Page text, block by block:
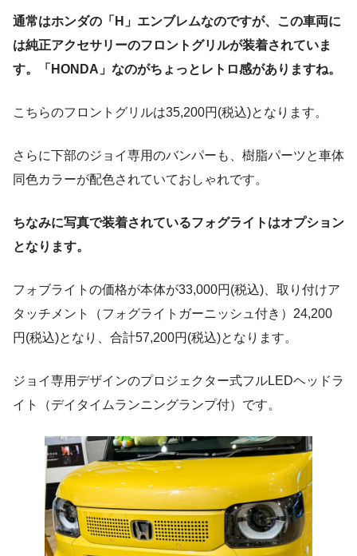
通常はホンダの「H」エンブレムなのですが、この車両に
は純正アクセサリーのフロントグリルが装着されていま
す。「HONDA」なのがちょっとレトロ感がありますね。
こちらのフロントグリルは35,200円(税込)となります。
さらに下部のジョイ専用のバンパーも、樹脂パーツと車体
同色カラーが配色されていておしゃれです。
ちなみに写真で装着されているフォグライトはオプション
となります。
フォブライトの価格が本体が33,000円(税込)、取り付けア
タッチメント（フォグライトガーニッシュ付き）24,200
円(税込)となり、合計57,200円(税込)となります。
ジョイ専用デザインのプロジェクター式フルLEDヘッドラ
イト（デイタイムランニングランプ付）です。